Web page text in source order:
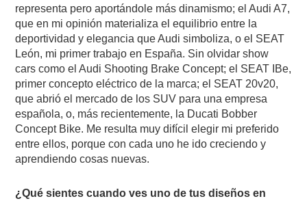
representa pero aportándole más dinamismo; el Audi A7,
que en mi opinión materializa el equilibrio entre la
deportividad y elegancia que Audi simboliza, o el SEAT
León, mi primer trabajo en España. Sin olvidar show
cars como el Audi Shooting Brake Concept; el SEAT IBe,
primer concepto eléctrico de la marca; el SEAT 20v20,
que abrió el mercado de los SUV para una empresa
española, o, más recientemente, la Ducati Bobber
Concept Bike. Me resulta muy difícil elegir mi preferido
entre ellos, porque con cada uno he ido creciendo y
aprendiendo cosas nuevas.
¿Qué sientes cuando ves uno de tus diseños en